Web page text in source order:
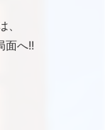
面へ!!